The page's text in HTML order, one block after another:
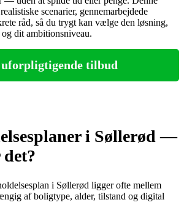
scenarier, gennemarbejdede
råd, så du trygt kan vælge den løsning,
dit ambitionsniveau.
uforpligtigende tilbud
i Søllerød —
i Søllerød ligger ofte mellem
af boligtype, alder, tilstand og digital